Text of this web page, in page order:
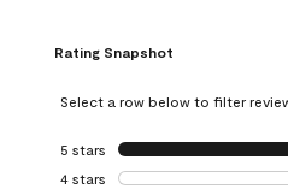
Rating Snapshot
Select a row below to filter
5 stars stars
4 stars stars